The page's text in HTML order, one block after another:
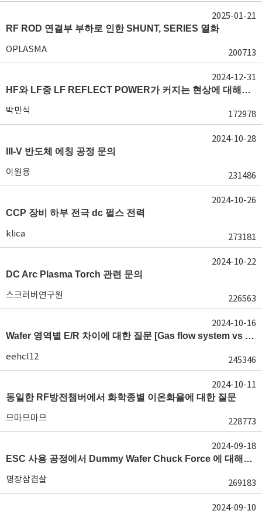
RF ROD 연결부 부하로 인한 SHUNT, SERIES 열화
OPLASMA 200713
2025-01-21
HF와 LF중 LF REFLECT POWER가 커지는 현상에 대해서 도움이 필요합니다.
박민석 172978
2024-12-31
III-V 반도체 에칭 공정 문의
이원용 231486
2024-10-28
CCP 장비 하부 전극 dc 펄스 전력
klica 273181
2024-10-26
DC Arc Plasma Torch 관련 문의
스크러버연구원 226563
2024-10-22
Wafer 영역별 E/R 차이에 대한 질문 [Gas flow system vs E/R]
eehcl12 245346
2024-10-16
동일한 RF방전챔버에서 화학종별 이온화율에 대한 질문
므마므마므 228773
2024-10-11
ESC 사용 공정에서 Dummy Wafer Chuck Force 에 대해서 궁급합니다
명장삼겹살 269183
2024-09-18
2024-09-10